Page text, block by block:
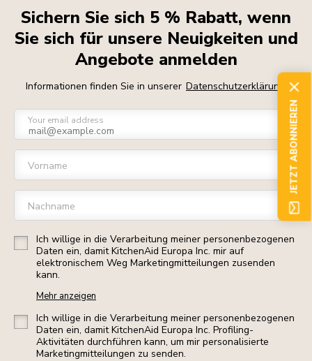
Sichern Sie sich 5 % Rabatt, wenn
Sie sich für unsere Neuigkeiten und
Angebote anmelden
Informationen finden Sie in unserer Datenschutzerklärung
Your email address
Vorname
Nachname
Ich willige in die Verarbeitung meiner personenbezogenen
Daten ein, damit KitchenAid Europa Inc. mir auf
elektronischem Weg Marketingmitteilungen zusenden
kann.
Mehr anzeigen
Ich willige in die Verarbeitung meiner personenbezogenen
Daten ein, damit KitchenAid Europa Inc. Profiling-
Aktivitäten durchführen kann, um mir personalisierte
Marketingmitteilungen zu senden.
JETZT ABONNIEREN